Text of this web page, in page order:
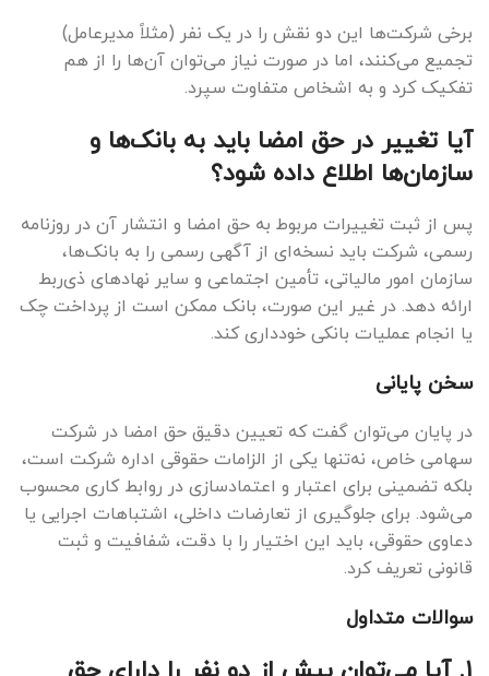
برخی شرکت‌ها این دو نقش را در یک نفر (مثلاً مدیرعامل)
تجمیع می‌کنند، اما در صورت نیاز می‌توان آن‌ها را از هم
تفکیک کرد و به اشخاص متفاوت سپرد.
آیا تغییر در حق امضا باید به بانک‌ها و
سازمان‌ها اطلاع داده شود؟
پس از ثبت تغییرات مربوط به حق امضا و انتشار آن در روزنامه
رسمی، شرکت باید نسخه‌ای از آگهی رسمی را به بانک‌ها،
سازمان امور مالیاتی، تأمین اجتماعی و سایر نهادهای ذی‌ربط
ارائه دهد. در غیر این صورت، بانک ممکن است از پرداخت چک
یا انجام عملیات بانکی خودداری کند.
سخن پایانی
در پایان می‌توان گفت که تعیین دقیق حق امضا در شرکت
سهامی خاص، نه‌تنها یکی از الزامات حقوقی اداره شرکت است،
بلکه تضمینی برای اعتبار و اعتمادسازی در روابط کاری محسوب
می‌شود. برای جلوگیری از تعارضات داخلی، اشتباهات اجرایی یا
دعاوی حقوقی، باید این اختیار را با دقت، شفافیت و ثبت
قانونی تعریف کرد.
سوالات متداول